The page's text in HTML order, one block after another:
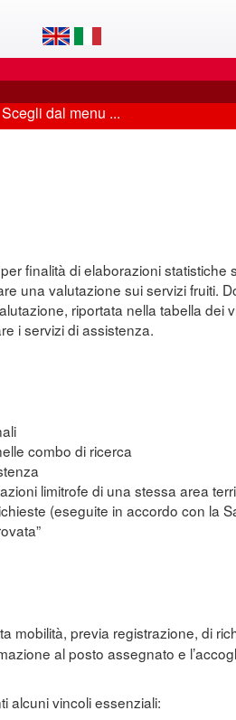
Scegli dal menu ...
finalità di elaborazioni statistiche
una valutazione sui servizi fruiti.
riportata nella tabella
i servizi di assistenza.
combo di ricerca
limitrofe di una stessa area
(eseguite in accordo con la
mobilità, previa registrazione, di
al posto assegnato e
alcuni vincoli essenziali: